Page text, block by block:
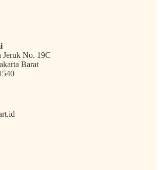
Jeruk No. 19C
Barat